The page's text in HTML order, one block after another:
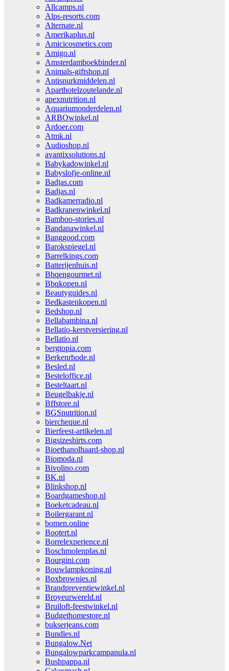
Allcamps.nl
Alps-resorts.com
Alternate.nl
Amerikaplus.nl
Amicicosmetics.com
Amigo.nl
Amsterdamboekbinder.nl
Animals-giftshop.nl
Antisnurkmiddelen.nl
Aparthotelzoutelande.nl
apexnutrition.nl
Aquariumonderdelen.nl
ARBOwinkel.nl
Ardoer.com
Atmk.nl
Audioshop.nl
avantixsolutions.nl
Babykadowinkel.nl
Babyslofje-online.nl
Badjas.com
Badjas.nl
Badkamerradio.nl
Badkranenwinkel.nl
Bamboo-stories.nl
Bandanawinkel.nl
Banggood.com
Barokspiegel.nl
Barrelkings.com
Batterijenhuis.nl
Bbqengourmet.nl
Bbqkopen.nl
Beautyguides.nl
Bedkastenkopen.nl
Bedshop.nl
Bellabambina.nl
Bellatio-kerstversiering.nl
Bellatio.nl
bergtopia.com
Berkenrhode.nl
Besled.nl
Besteloffice.nl
Besteltaart.nl
Beugelbakje.nl
Bffstore.nl
BGSnutrition.nl
biercheque.nl
Bierfeest-artikelen.nl
Bigsizeshirts.com
Bioethanolhaard-shop.nl
Biomoda.nl
Bivolino.com
BK.nl
Blinkshop.nl
Boardgameshop.nl
Boeketcadeau.nl
Boilergarant.nl
bomen.online
Bootert.nl
Borrelexperience.nl
Boschmolenplas.nl
Bourgini.com
Bouwlampkoning.nl
Boxbrownies.nl
Brandpreventiewinkel.nl
Broyeurwereld.nl
Bruiloft-feestwinkel.nl
Budgethomestore.nl
bukserjeans.com
Bundles.nl
Bungalow.Net
Bungalowparkcampanula.nl
Bushpappa.nl